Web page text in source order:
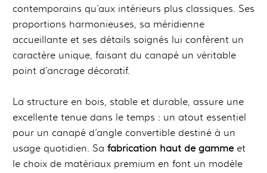
contemporains qu’aux intérieurs plus classiques. Ses
proportions harmonieuses, sa méridienne
accueillante et ses détails soignés lui confèrent un
caractère unique, faisant du canapé un véritable
point d’ancrage décoratif.
La structure en bois, stable et durable, assure une
excellente tenue dans le temps : un atout essentiel
pour un canapé d’angle convertible destiné à un
usage quotidien. Sa fabrication haut de gammeet
le choix de matériaux premium en font un modèle